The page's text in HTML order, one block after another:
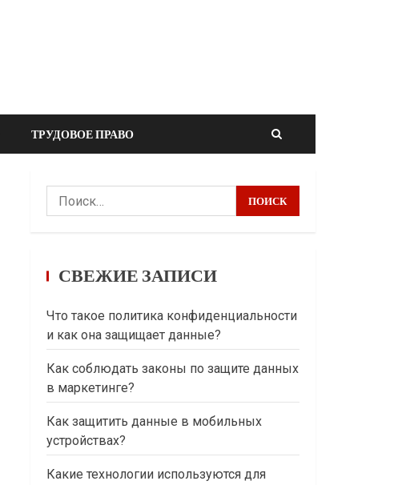
ТРУДОВОЕ ПРАВО
Найти:
СВЕЖИЕ ЗАПИСИ
Что такое политика конфиденциальности
и как она защищает данные?
Как соблюдать законы по защите данных
в маркетинге?
Как защитить данные в мобильных
устройствах?
Какие технологии используются для